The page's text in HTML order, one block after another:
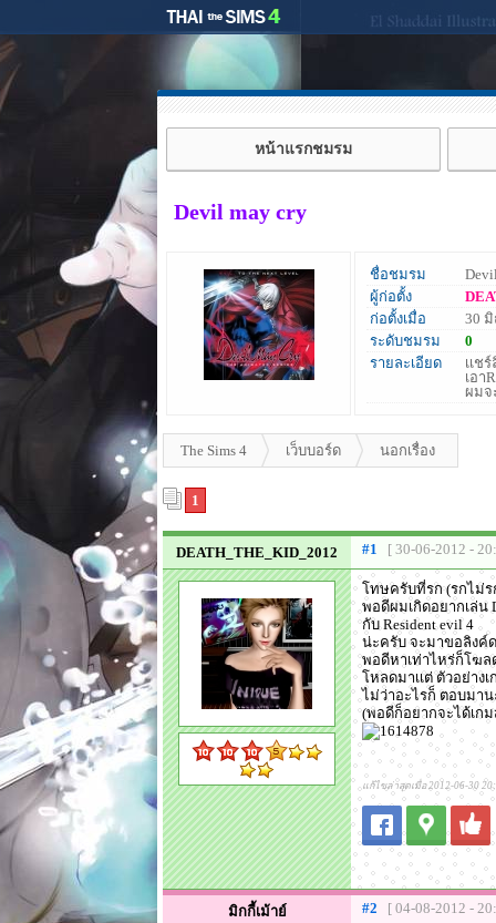
หน้าแรกชมรม
Devil may cry
ชื่อชมรม
ผู้ก่อตั้ง
ก่อตั้งเมื่อ
30
ระดับชมรม
0
รายละเอียด
เเช
เอา
ผมจ
The Sims 4 เว็บบอร์ด นอกเรื่อง
1
DEATH_THE_KID_2012 #1 [ 30-06-2012 -
โทษครับที่รก (รกไม่ร
พอดีผมเกิดอยากเล่น
กับ Resident evil 4
น่ะครับ จะมาขอลิงค์
พอดีหาเท่าไหร่ก็โฆล
โหลดมาเเต่ ตัวอย่าง
ไม่ว่าอะไรก็ ตอบมา
(พอดีก็อยากจะได้เก
แก้ไขล่าสุดเมื่อ 2012-06-30
มิกกี้เม้าย์ #2 [ 04-08-2012 -